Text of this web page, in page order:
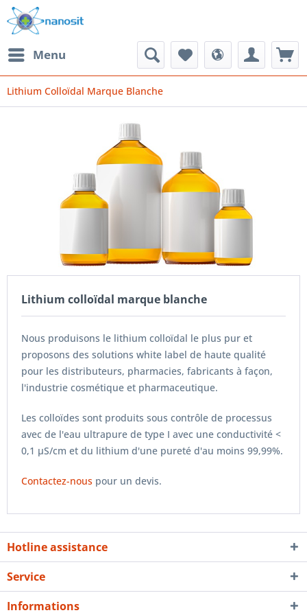
Menu
Lithium Colloïdal Marque Blanche
Lithium colloïdal marque blanche
Nous produisons le lithium colloïdal le plus pur et
proposons des solutions white label de haute qualité
pour les distributeurs, pharmacies, fabricants à façon,
l'industrie cosmétique et pharmaceutique.
Les colloïdes sont produits sous contrôle de processus
avec de l'eau ultrapure de type I avec une conductivité <
0,1 µS/cm et du lithium d'une pureté d'au moins 99,99%.
Contactez-nous pour un devis.
Hotline assistance
Service
Informations